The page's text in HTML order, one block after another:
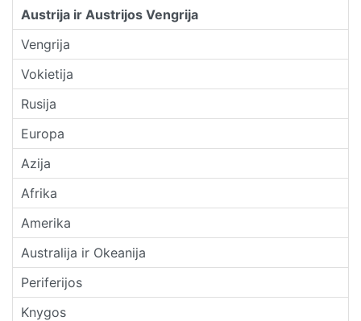
Austrija ir Austrijos Vengrija
Vengrija
Vokietija
Rusija
Europa
Azija
Afrika
Amerika
Australija ir Okeanija
Periferijos
Knygos